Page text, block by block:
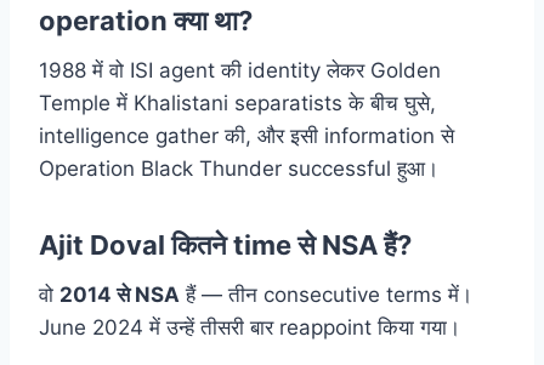
operation क्या था?
1988 में वो ISI agent की identity लेकर Golden
Temple में Khalistani separatists के बीच घुसे,
intelligence gather की, और इसी information से
Operation Black Thunder successful हुआ।
Ajit Doval कितने time से NSA हैं?
वो 2014 से NSA हैं — तीन consecutive terms में।
June 2024 में उन्हें तीसरी बार reappoint किया गया।